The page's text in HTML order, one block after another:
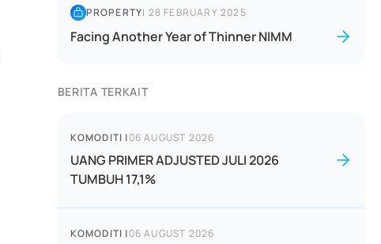
PROPERTY| 28 FEBRUARY 2025
Facing Another Year of Thinner NIMM
BERITA TERKAIT
KOMODITI |06 AUGUST 2026
UANG PRIMER ADJUSTED JULI 2026
TUMBUH 17,1%
KOMODITI |06 AUGUST 2026